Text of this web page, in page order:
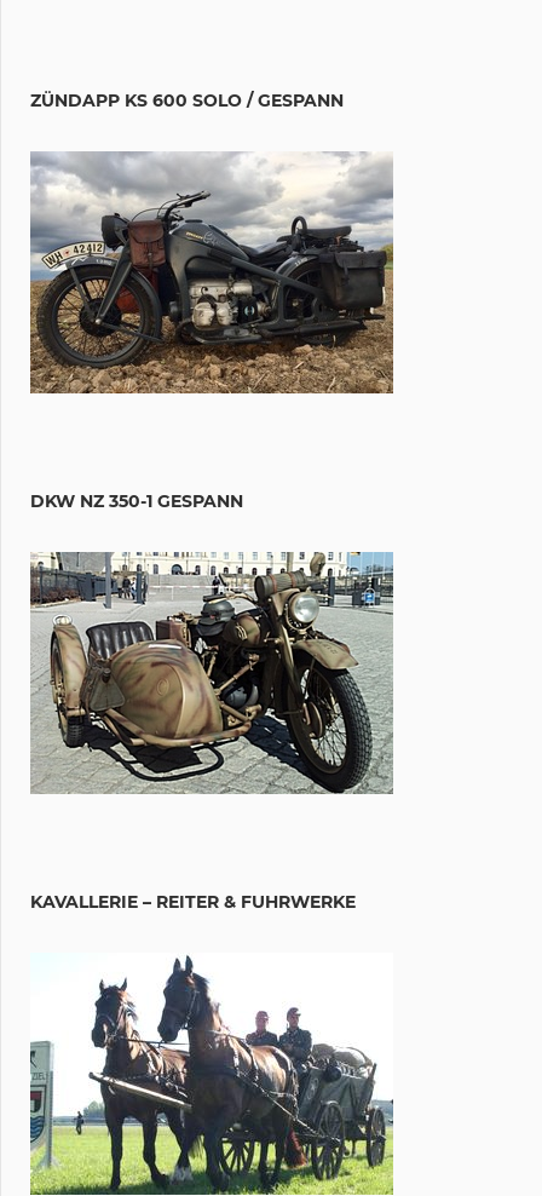
ZÜNDAPP KS 600 SOLO / GESPANN
DKW NZ 350-1 GESPANN
KAVALLERIE – REITER & FUHRWERKE